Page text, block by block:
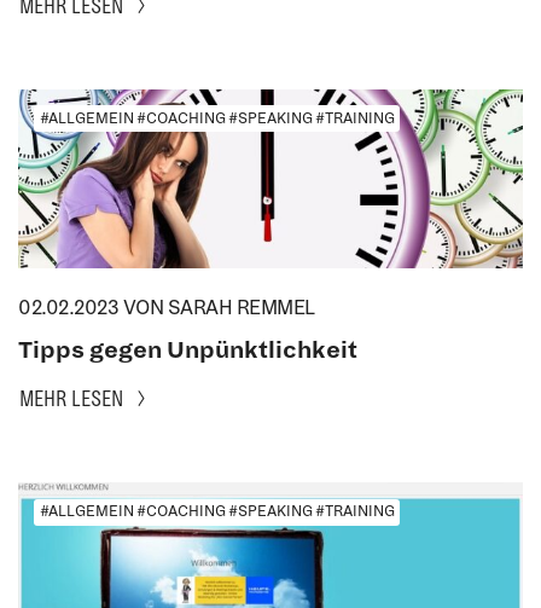
MEHR LESEN
#ALLGEMEIN #COACHING #SPEAKING #TRAINING
02.02.2023 VON SARAH REMMEL
Tipps gegen Unpünktlichkeit
MEHR LESEN
#ALLGEMEIN #COACHING #SPEAKING #TRAINING